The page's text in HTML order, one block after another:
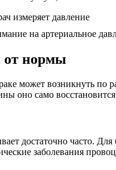
на артериальное
нормы
может возникнуть
оно само
достаточно часто.
заболевания